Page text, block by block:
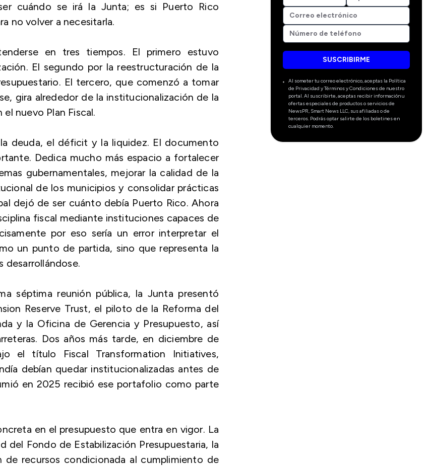
cuándo se irá la Junta; es si Puerto Rico
no volver a necesitarla.
en tres tiempos. El primero estuvo
El segundo por la reestructuración de la
El tercero, que comenzó a tomar
gira alrededor de la institucionalización de la
nuevo Plan Fiscal.
deuda, el déficit y la liquidez. El documento
Dedica mucho más espacio a fortalecer
gubernamentales, mejorar la calidad de la
de los municipios y consolidar prácticas
dejó de ser cuánto debía Puerto Rico. Ahora
fiscal mediante instituciones capaces de
por eso sería un error interpretar el
un punto de partida, sino que representa la
desarrollándose.
séptima reunión pública, la Junta presentó
Reserve Trust, el piloto de la Reforma del
y la Oficina de Gerencia y Presupuesto, así
Dos años más tarde, en diciembre de
el título Fiscal Transformation Initiatives,
debían quedar institucionalizadas antes de
en 2025 recibió ese portafolio como parte
en el presupuesto que entra en vigor. La
del Fondo de Estabilización Presupuestaria, la
de recursos condicionada al cumplimiento de
SUSCRIBIRME
Al someter tu correo electrónico, aceptas la Política
de Privacidad y Términos y Condiciones de nuestro
portal. Al suscribirte, aceptas recibir información u
ofertas especiales de productos o servicios de
NewsPR, Smart News LLC, sus afiliadas o de
terceros. Podrás optar salirte de los boletines en
cualquier momento.